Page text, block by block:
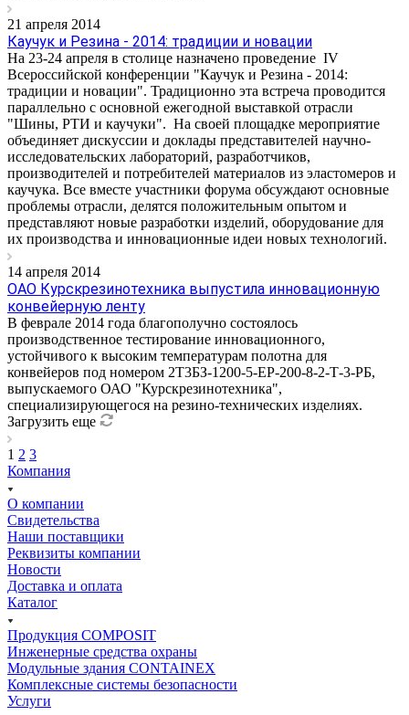
21 апреля 2014
Каучук и Резина - 2014: традиции и новации
На 23-24 апреля в столице назначено проведение IV
Всероссийской конференции "Каучук и Резина - 2014:
традиции и новации". Традиционно эта встреча проводится
параллельно с основной ежегодной выставкой отрасли
"Шины, РТИ и каучуки". На своей площадке мероприятие
объединяет дискуссии и доклады представителей научно-
исследовательских лабораторий, разработчиков,
производителей и потребителей материалов из эластомеров и
каучука. Все вместе участники форума обсуждают основные
проблемы отрасли, делятся положительным опытом и
представляют новые разработки изделий, оборудование для
их производства и инновационные идеи новых технологий.
14 апреля 2014
ОАО Курскрезинотехника выпустила инновационную
конвейерную ленту
В феврале 2014 года благополучно состоялось
производственное тестирование инновационного,
устойчивого к высоким температурам полотна для
конвейеров под номером 2Т3БЗ-1200-5-ЕР-200-8-2-Т-3-РБ,
выпускаемого ОАО "Курскрезинотехника",
специализирующегося на резино-технических изделиях.
Загрузить еще
1 2 3
Компания
О компании
Свидетельства
Наши поставщики
Реквизиты компании
Новости
Доставка и оплата
Каталог
Продукция COMPOSIT
Инженерные средства охраны
Модульные здания CONTAINEX
Комплексные системы безопасности
Услуги